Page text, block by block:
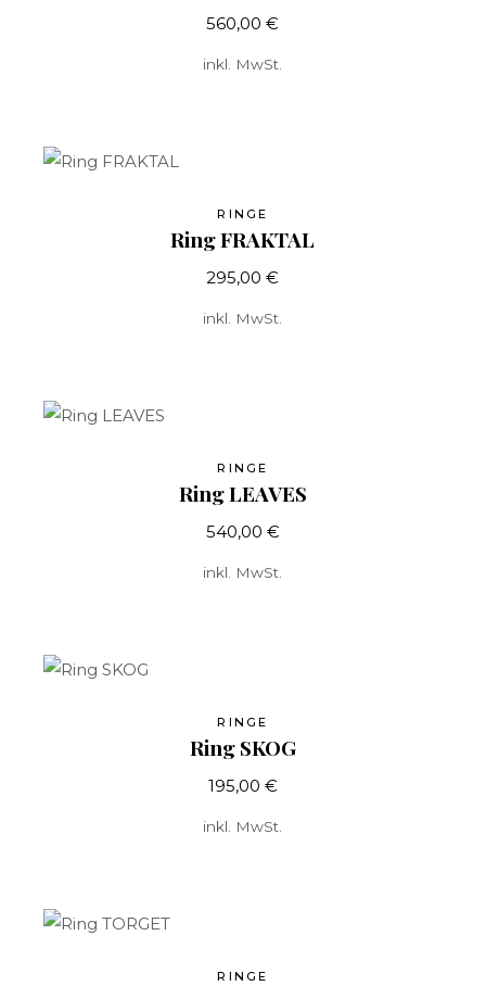
560,00€
inkl. MwSt.
RINGE
Ring FRAKTAL
295,00€
inkl. MwSt.
RINGE
Ring LEAVES
540,00 €
inkl. MwSt.
RINGE
Ring SKOG
195,00 €
inkl. MwSt.
RINGE